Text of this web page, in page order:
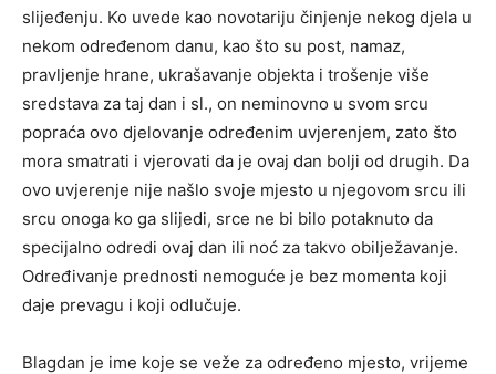
slijeđenju. Ko uvede kao novotariju činjenje nekog djela u
nekom određenom danu, kao što su post, namaz,
pravljenje hrane, ukrašavanje objekta i trošenje više
sredstava za taj dan i sl., on neminovno u svom srcu
popraća ovo djelovanje određenim uvjerenjem, zato što
mora smatrati i vjerovati da je ovaj dan bolji od drugih. Da
ovo uvjerenje nije našlo svoje mjesto u njegovom srcu ili
srcu onoga ko ga slijedi, srce ne bi bilo potaknuto da
specijalno odredi ovaj dan ili noć za takvo obilježavanje.
Određivanje prednosti nemoguće je bez momenta koji
daje prevagu i koji odlučuje.
Blagdan je ime koje se veže za određeno mjesto, vrijeme